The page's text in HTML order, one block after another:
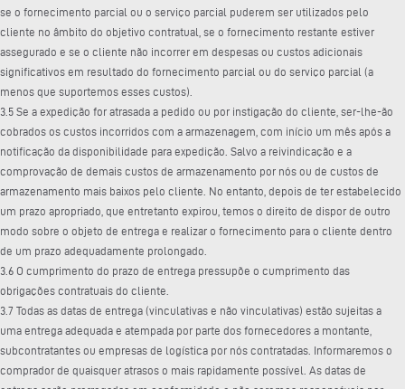
se o fornecimento parcial ou o serviço parcial puderem ser utilizados pelo
cliente no âmbito do objetivo contratual, se o fornecimento restante estiver
assegurado e se o cliente não incorrer em despesas ou custos adicionais
significativos em resultado do fornecimento parcial ou do serviço parcial (a
menos que suportemos esses custos).
3.5 Se a expedição for atrasada a pedido ou por instigação do cliente, ser-lhe-ão
cobrados os custos incorridos com a armazenagem, com início um mês após a
notificação da disponibilidade para expedição. Salvo a reivindicação e a
comprovação de demais custos de armazenamento por nós ou de custos de
armazenamento mais baixos pelo cliente. No entanto, depois de ter estabelecido
um prazo apropriado, que entretanto expirou, temos o direito de dispor de outro
modo sobre o objeto de entrega e realizar o fornecimento para o cliente dentro
de um prazo adequadamente prolongado.
3.6 O cumprimento do prazo de entrega pressupõe o cumprimento das
obrigações contratuais do cliente.
3.7 Todas as datas de entrega (vinculativas e não vinculativas) estão sujeitas a
uma entrega adequada e atempada por parte dos fornecedores a montante,
subcontratantes ou empresas de logística por nós contratadas. Informaremos o
comprador de quaisquer atrasos o mais rapidamente possível. As datas de